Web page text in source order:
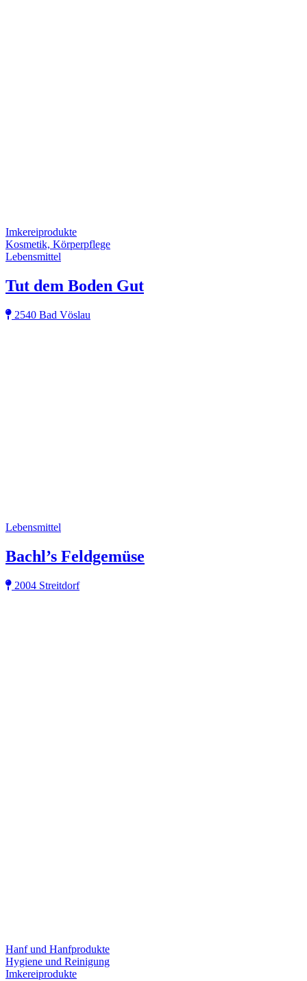
Imkereiprodukte
Kosmetik, Körperpflege
Lebensmittel
Tut dem Boden Gut
2540 Bad Vöslau
Lebensmittel
Bachl’s Feldgemüse
2004 Streitdorf
Hanf und Hanfprodukte
Hygiene und Reinigung
Imkereiprodukte